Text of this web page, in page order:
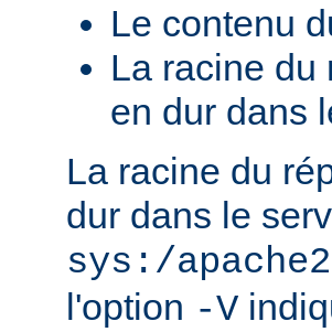
Le contenu
La racine du
en dur dans
La racine du
dur dans le
sys:/apache2
l'option -V